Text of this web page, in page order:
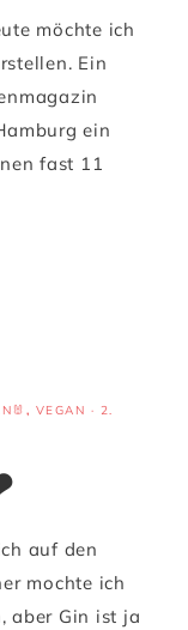
möchte ich
Ein
ein
fast 11
, VEGAN · 2.
auf den
mochte ich
aber Gin ist ja